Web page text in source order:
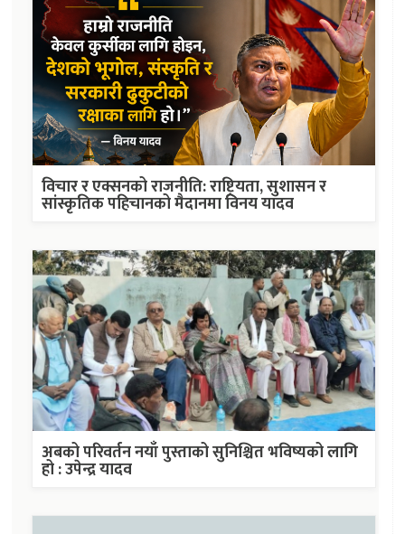
विचार र एक्सनको राजनीति: राष्ट्रियता, सुशासन र
सांस्कृतिक पहिचानको मैदानमा विनय यादव
अबको परिवर्तन नयाँ पुस्ताको सुनिश्चित भविष्यको लागि
हो : उपेन्द्र यादव